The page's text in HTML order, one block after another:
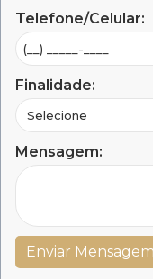
Telefone/Celular:
Finalidade:
Mensagem: